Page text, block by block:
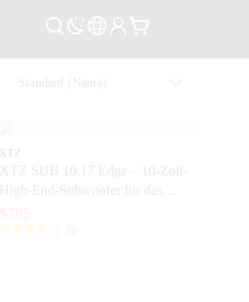
XTZ
XTZ SUB 10.17 Edge – 10-Zoll-
High-End-Subwoofer für das